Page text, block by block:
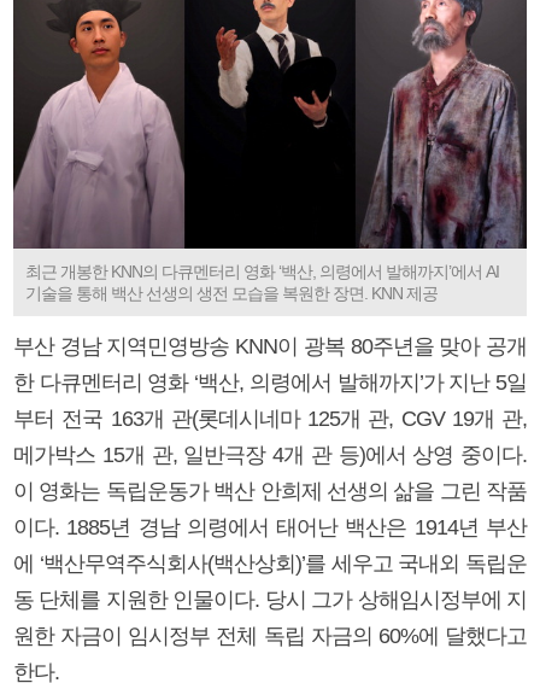
최근 개봉한 KNN의 다큐멘터리 영화 ‘백산, 의령에서 발해까지’에서 AI
기술을 통해 백산 선생의 생전 모습을 복원한 장면. KNN 제공
부산 경남 지역민영방송 KNN이 광복 80주년을 맞아 공개
한 다큐멘터리 영화 ‘백산, 의령에서 발해까지’가 지난 5일
부터 전국 163개 관(롯데시네마 125개 관, CGV 19개 관,
메가박스 15개 관, 일반극장 4개 관 등)에서 상영 중이다.
이 영화는 독립운동가 백산 안희제 선생의 삶을 그린 작품
이다. 1885년 경남 의령에서 태어난 백산은 1914년 부산
에 ‘백산무역주식회사(백산상회)’를 세우고 국내외 독립운
동 단체를 지원한 인물이다. 당시 그가 상해임시정부에 지
원한 자금이 임시정부 전체 독립 자금의 60%에 달했다고
한다.